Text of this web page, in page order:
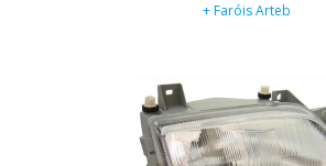
+ Faróis Arteb